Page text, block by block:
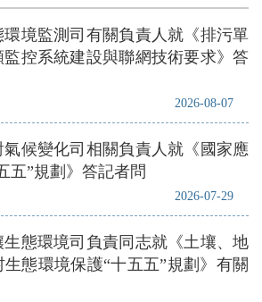
2026-08-07
境監測司有關負責人就《排污單
控系統建設與聯網技術要求》答
2026-07-29
候變化司相關負責人就《國家應
五”規劃》答記者問
態環境司負責同志就《土壤、地
態環境保護“十五五”規劃》有關